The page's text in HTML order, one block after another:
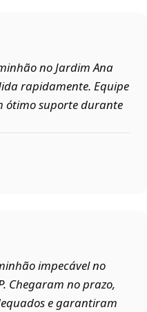
no Jardim Ana
rapidamente. Equipe
ótimo suporte durante
impecável no
Chegaram no prazo,
e garantiram